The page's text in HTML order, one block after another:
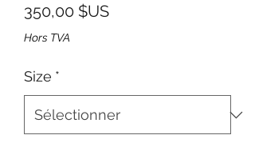
350,00 $USPrix
Hors TVA
Size *